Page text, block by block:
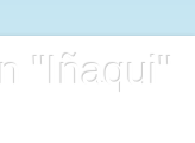
"Iñaqui"